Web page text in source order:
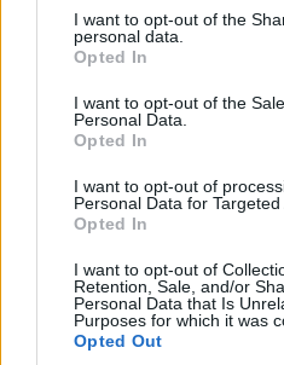
not limited to your visit or
grant or deny consent to
use your data for below
consent section.
I want to opt-out of the
personal data.
Opted In
I want to opt-out of the
Personal Data.
Opted In
I want to opt-out of
Personal Data for Targeted
Opted In
I want to opt-out of
Retention, Sale, and/or
Personal Data that Is
Purposes for which it was
Opted Out
ισχυρά ρεύματα και
αποπροσανατολισμού.
δυσκολεύει ακόμη
διασωστών, αναφέρουν τα
Η τραγωδία έγινε ακόμη
διάρκεια προηγούμενης
τη ζωή του και ο
Μαλδιβών,
έμπειρος δύτης
προσπάθειες εντοπισμού